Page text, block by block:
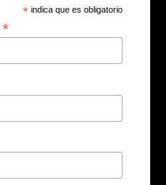
* indica que es obligatorio
*